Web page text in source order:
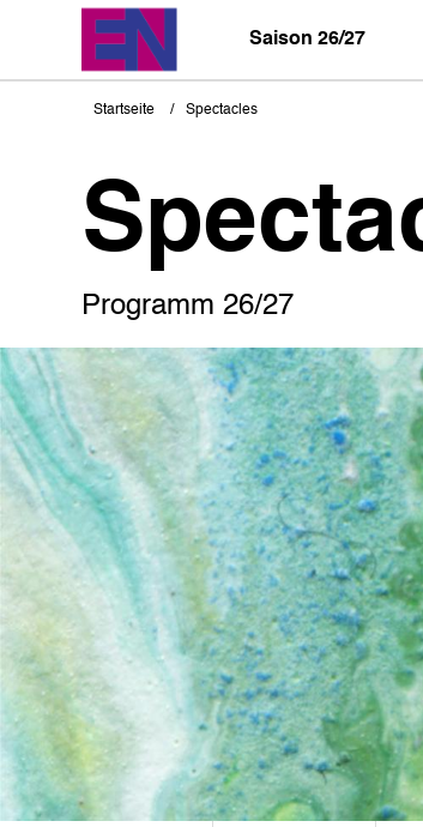
Saison 26/27
Pfadnavigation
Startseite Spectacles
Programm 26/27